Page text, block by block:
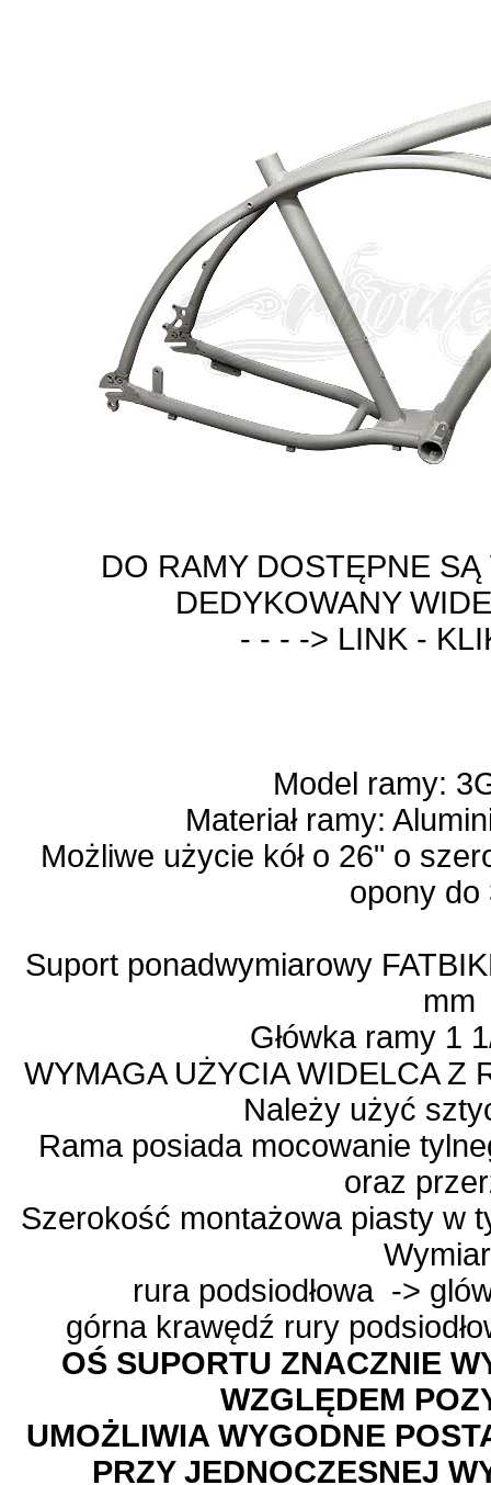
DO RAMY DOSTĘPNE
DEDYKOWANY
- - - -> LINK -
Model ramy:
Materiał ramy:
Możliwe użycie kół o 26" o
opony do
Suport ponadwymiarowy
mm
Główka ramy 1
WYMAGA UŻYCIA WIDELCA Z
Należy użyć
Rama posiada mocowanie
oraz
Szerokość montażowa piasty w
rura podsiodłowa ->
górna krawędź rury
OŚ SUPORTU ZNACZNIE
WZGLĘDEM
UMOŻLIWIA WYGODNE
PRZY JEDNOCZESNEJ